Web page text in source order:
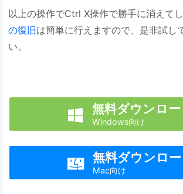
以上の操作でCtrl X操作で勝手に消えて
の復旧は簡単に行えますので、是非試し
い。
 無料ダウンロー
Windows向け
 無料ダウンロ
Mac向け